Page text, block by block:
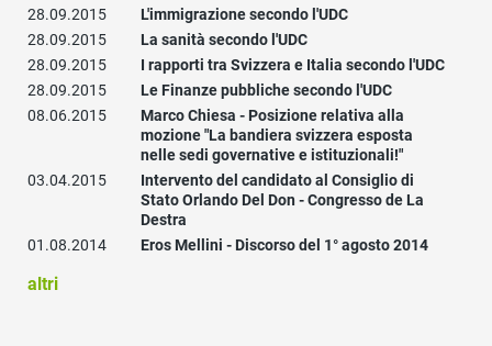
28.09.2015
L'immigrazione secondo l'UDC
28.09.2015
La sanità secondo l'UDC
28.09.2015
I rapporti tra Svizzera e Italia secondo l'UDC
28.09.2015
Le Finanze pubbliche secondo l'UDC
08.06.2015
Marco Chiesa - Posizione relativa alla
mozione "La bandiera svizzera esposta
nelle sedi governative e istituzionali!"
03.04.2015
Intervento del candidato al Consiglio di
Stato Orlando Del Don - Congresso de La
Destra
01.08.2014
Eros Mellini - Discorso del 1° agosto 2014
altri